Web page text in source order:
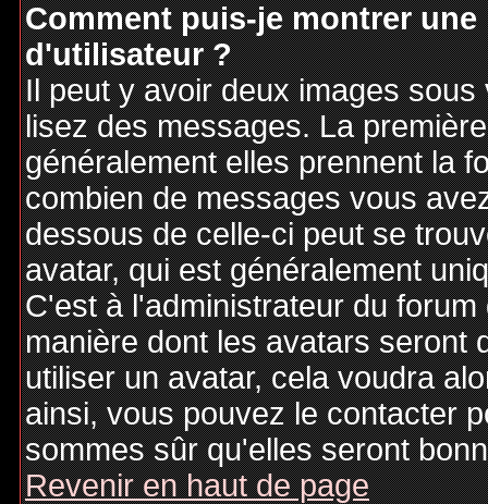
Comment puis-je montrer
d'utilisateur ?
Il peut y avoir deux images
lisez des messages. La
généralement elles prennent la
combien de messages vous
dessous de celle-ci peut se
avatar, qui est généralement
C'est à l'administrateur du
manière dont les avatars seront
utiliser un avatar, cela voudra
ainsi, vous pouvez le contacter
sommes sûr qu'elles seront
Revenir en haut de page